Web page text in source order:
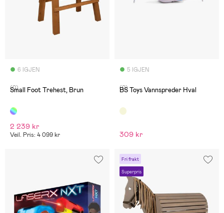
6 IGJEN
(0)
Small Foot Tre­hest, Brun
2 239 kr
Veil. Pris: 4 099 kr
5 IGJEN
(0)
BS Toys Vannspreder Hval
309 kr
Fri frakt
Superpris